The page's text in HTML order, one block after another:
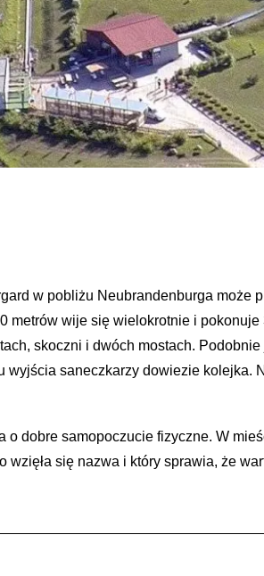
w pobliżu Neubrandenburga może
metrów wije się wielokrotnie i pokonuje
skoczni i dwóch mostach. Podobnie
wyjścia saneczkarzy dowiezie kolejka.
o dobre samopoczucie fizyczne. W
się nazwa i który sprawia, że